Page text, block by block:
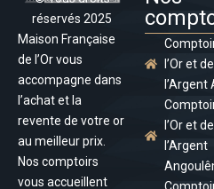
réservés 2025
Maison Française
de l’Or vous
accompagne dans
l’achat et la
revente de votre or
au meilleur prix.
Nos comptoirs
vous accueillent
l’Or et de
l’Argent
l’Or et de
l’Argent